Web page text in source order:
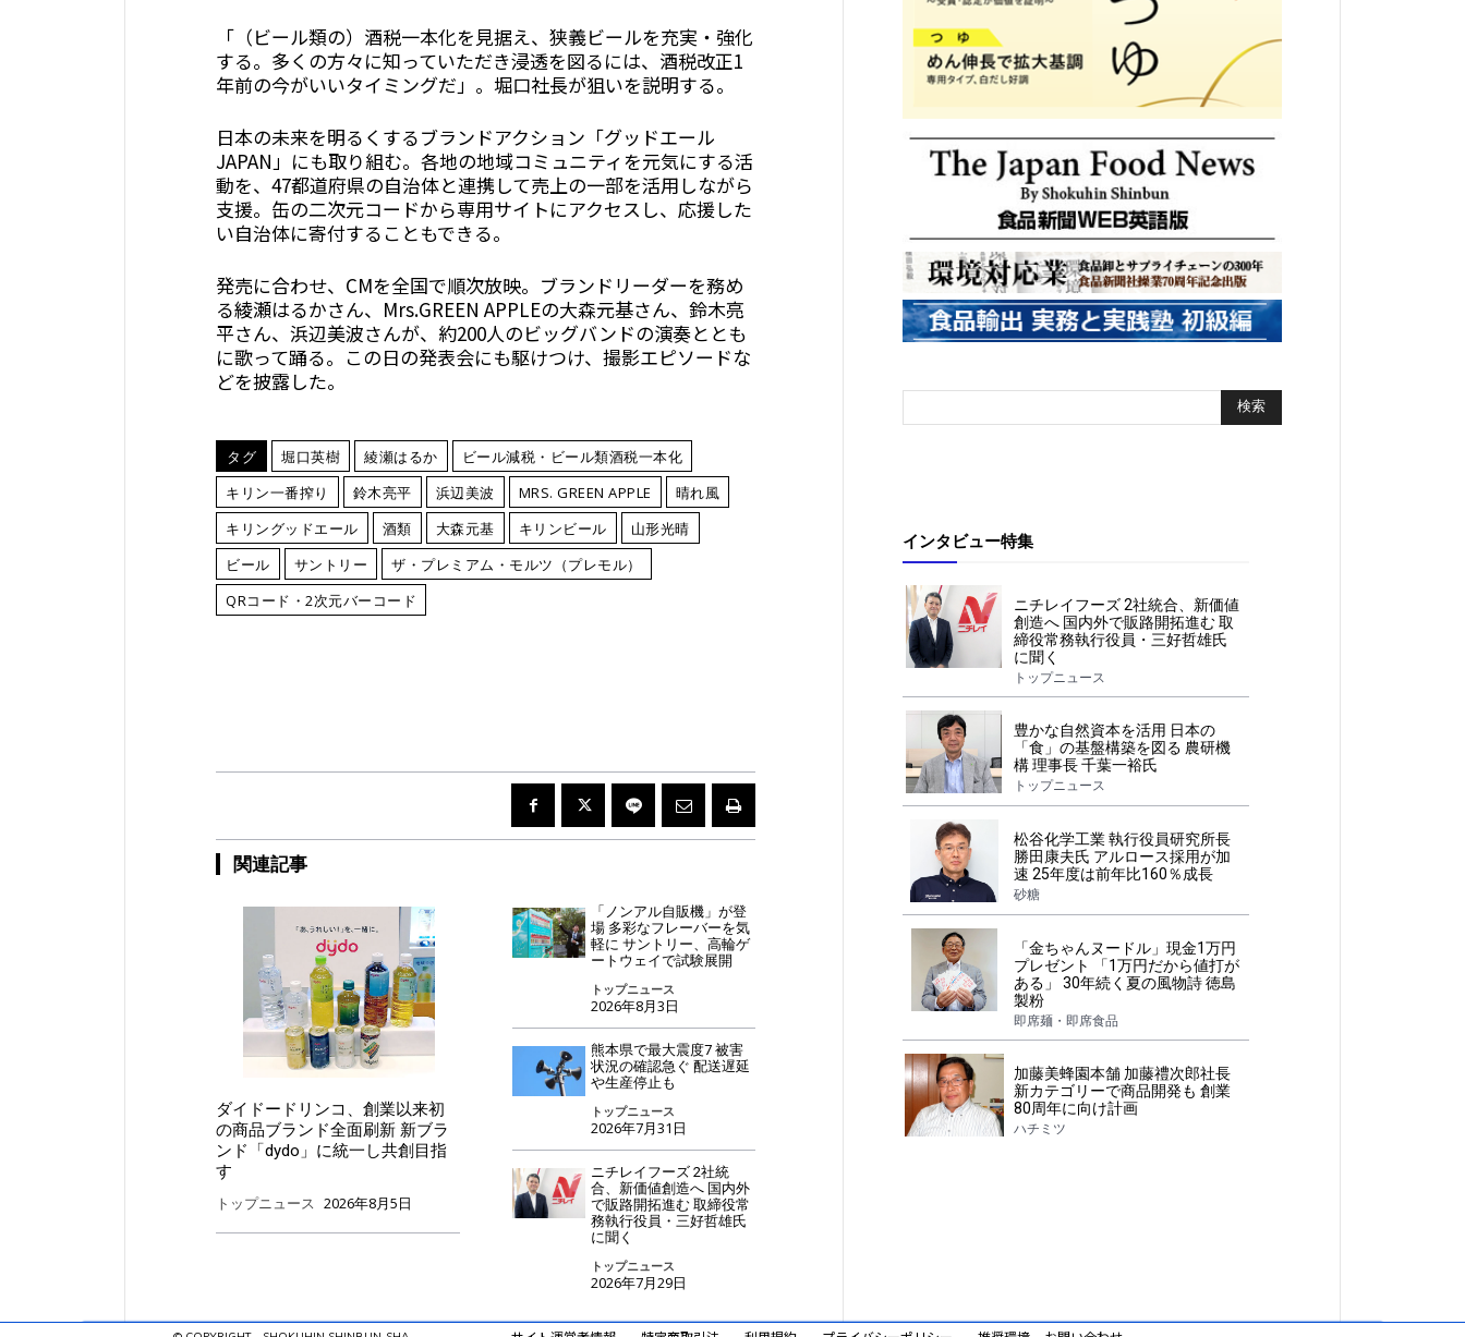
「（ビール類の）酒税一本化を見据え、狭義ビールを充実・強化
する。多くの方々に知っていただき浸透を図るには、酒税改正1
年前の今がいいタイミングだ」。堀口社長が狙いを説明する。
日本の未来を明るくするブランドアクション「グッドエール
JAPAN」にも取り組む。各地の地域コミュニティを元気にする活
動を、47都道府県の自治体と連携して売上の一部を活用しながら
支援。缶の二次元コードから専用サイトにアクセスし、応援した
い自治体に寄付することもできる。
発売に合わせ、CMを全国で順次放映。ブランドリーダーを務め
る綾瀬はるかさん、Mrs.GREEN APPLEの大森元基さん、鈴木亮
平さん、浜辺美波さんが、約200人のビッグバンドの演奏ととも
に歌って踊る。この日の発表会にも駆けつけ、撮影エピソードな
どを披露した。
タグ 堀口英樹 綾瀬はるか
ビール減税・ビール類酒税一本化
キリン一番搾り
鈴木亮平 浜辺美波 MRS. GREEN APPLE
晴れ風
キリングッドエール
酒類 大森元基 キリンビール
山形光晴
ビール
サントリー
ザ・プレミアム・モルツ（プレモル）
QRコード・2次元バーコード
関連記事
ダイドードリンコ、創業以来初
の商品ブランド全面刷新 新ブラ
ンド「dydo」に統一し共創目指
す
トップニュース 2026年8月5日
「ノンアル自販機」が登
場 多彩なフレーバーを気
軽に サントリー、高輪ゲ
ートウェイで試験展開
トップニュース
2026年8月3日
熊本県で最大震度7 被害
状況の確認急ぐ 配送遅延
や生産停止も
トップニュース
2026年7月31日
ニチレイフーズ 2社統
合、新価値創造へ 国内外
で販路開拓進む 取締役常
務執行役員・三好哲雄氏
に聞く
トップニュース
2026年7月29日
インタビュー特集
ニチレイフーズ 2社統合、新価値
創造へ 国内外で販路開拓進む 取
締役常務執行役員・三好哲雄氏
に聞く
トップニュース
豊かな自然資本を活用 日本の
「食」の基盤構築を図る 農研機
構 理事長 千葉一裕氏
トップニュース
松谷化学工業 執行役員研究所長
勝田康夫氏 アルロース採用が加
速 25年度は前年比160％成長
砂糖
「金ちゃんヌードル」現金1万円
プレゼント 「1万円だから値打が
ある」 30年続く夏の風物詩 徳島
製粉
即席麺・即席食品
加藤美蜂園本舗 加藤禮次郎社長
新カテゴリーで商品開発も 創業
80周年に向け計画
ハチミツ